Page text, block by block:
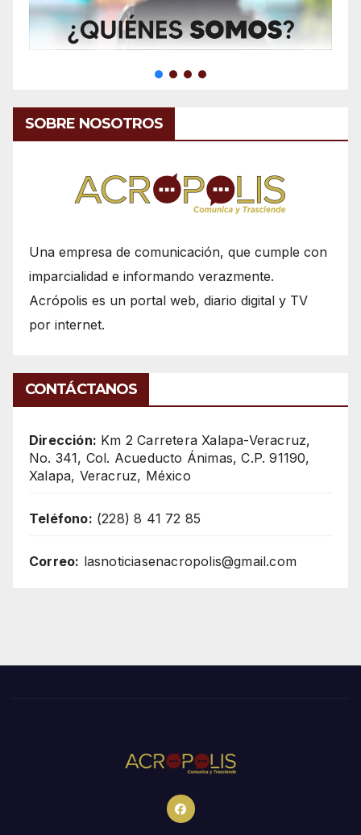
SOBRE NOSOTROS
Una empresa de comunicación, que cumple con
imparcialidad e informando verazmente.
Acrópolis es un portal web, diario digital y TV
por internet.
CONTÁCTANOS
Dirección: Km 2 Carretera Xalapa-Veracruz,
No. 341, Col. Acueducto Ánimas, C.P. 91190,
Xalapa, Veracruz, México
Teléfono: (228) 8 41 72 85
Correo: lasnoticiasenacropolis@gmail.com